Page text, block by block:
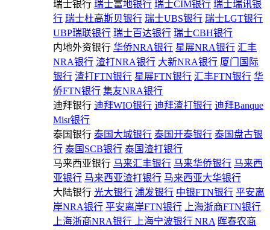
瑞士银行 瑞士富地银行 瑞士CIM银行 瑞士瑞讯银
行 瑞士杜高斯贝银行 瑞士UBS银行 瑞士LGT银行
UBP瑞联银行 瑞士百达银行 瑞士CBH银行
内地外资银行 华侨NRA银行 星展NRA银行 汇丰
NRA银行 渣打NRA银行 大新NRA银行 厦门国际
银行 渣打FTN银行 星展FTN银行 汇丰FTN银行 华
侨FTN银行 集友NRA银行
迪拜银行 迪拜WIO银行 迪拜渣打银行 迪拜Banque
Misr银行
泰国银行 泰国大城银行 泰国开泰银行 泰国盘古银
行 泰国SCB银行 泰国渣打银行
马来西亚银行 马来汇丰银行 马来华侨银行 马来西
亚银行 马来西亚渣打银行 马来西亚大华银行
大陆银行 光大银行 浦发银行 中银FTN银行 平安离
岸NRA银行 平安离岸FTN银行
上海浙商FTN银行
上海浙商NRA银行
上海宁波银行 NRA 晖春农商